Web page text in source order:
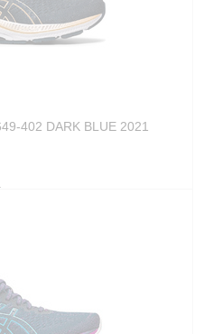
402 DARK BLUE 2021